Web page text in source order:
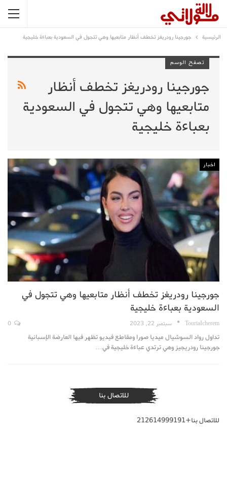
الرئيسية جورجينا رودريغز تخطف أنظار متابعيها وهي تتجول في السعودية بعباءة خليجية
تصفح الوسم
جورجينا رودريغز تخطف أنظار
متابعيها وهي تتجول في السعودية
بعباءة خليجية
اخبار
جورجينا رودريغز تخطف أنظار متابعيها وهي تتجول في
السعودية بعباءة خليجية
TouriaIcherem سبتمبر 22, 2023
تداول رواد السوشيال ميديا صورا ومقاطع فيديو تظهر فيها العارضة الإسبانية
جورجينا رودريجيز وهي ترتدي عباءة خليجية في…
للاتصال بنا
للاتصال بنا+212614999191